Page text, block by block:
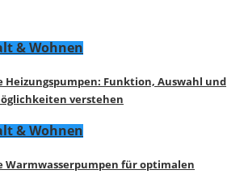
& Wohnen
Heizungspumpen: Funktion, Auswahl und
verstehen
& Wohnen
Warmwasserpumpen für optimalen